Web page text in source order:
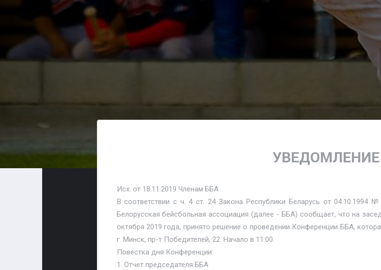
УВЕДОМЛЕНИЕ
Исх. от 18.11.2019 Членам ББА
В соответствии с ч. 4 ст. 24 Закона Республики Беларусь от 04.10.1994
Белорусская бейсбольная ассоциация (далее - ББА) сообщает, что на
октября 2019 года, принято решение о проведении Конференции ББА,
г. Минск, пр-т Победителей, 22. Начало в 11:00.
Повестка дня Конференции:
1. Отчет председателя ББА